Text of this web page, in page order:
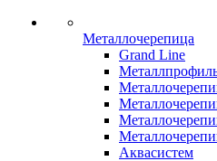
Металлочерепица
Grand Line
Аквасистем